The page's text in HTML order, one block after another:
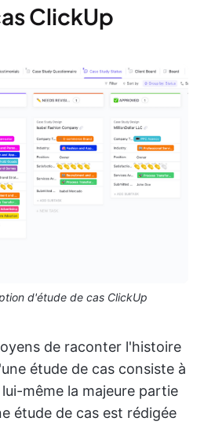
ClickUp
d'étude de cas ClickUp
de raconter l'histoire
étude de cas consiste à
même la majeure partie
étude de cas est rédigée